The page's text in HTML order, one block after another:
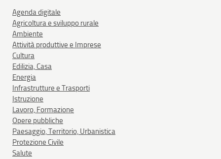
Agenda digitale
Agricoltura e sviluppo rurale
Ambiente
Attività produttive e Imprese
Cultura
Edilizia, Casa
Energia
Infrastrutture e Trasporti
Istruzione
Lavoro, Formazione
Opere pubbliche
Paesaggio, Territorio, Urbanistica
Protezione Civile
Salute